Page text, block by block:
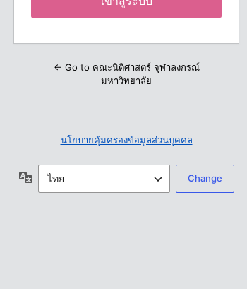
← Go to คณะนิติศาสตร์ จุฬาลงกรณ์
มหาวิทยาลัย
นโยบายคุ้มครองข้อมูลส่วนบุคคล
ภาษา